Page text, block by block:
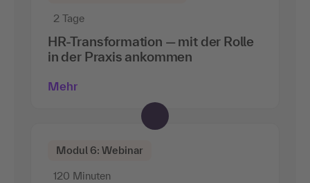
2 Tage
HR-Transformation — mit der Rolle
in der Praxis ankommen
Mehr
Modul 6: Webinar
120 Minuten